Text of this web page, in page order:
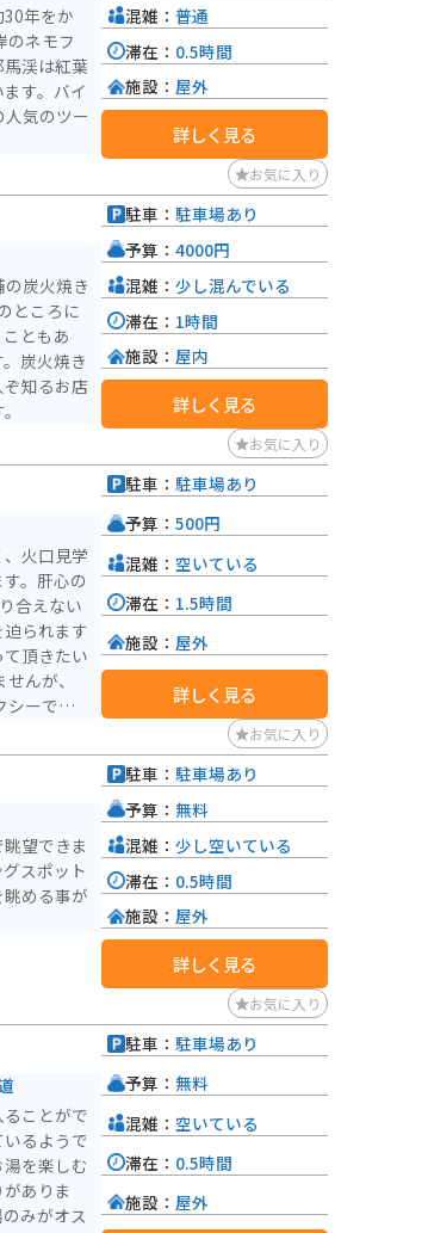
年をか
のネモフ
渓は紅葉
す。バイ
気のツー
混雑： 普通
滞在： 0.5時間
施設： 屋外
詳しく見る
お気に入り
炭火焼き
ところに
ともあ
炭火焼き
知るお店
駐車： 駐車場あり
予算： 4000円
混雑： 少し混んでいる
滞在： 1時間
施設： 屋内
詳しく見る
お気に入り
火口見学
。肝心の
合えない
られます
頂きたい
ーで約1
駐車： 駐車場あり
予算： 500円
混雑： 空いている
滞在： 1.5時間
施設： 屋外
詳しく見る
お気に入り
望できま
スポット
める事が
駐車： 駐車場あり
予算： 無料
混雑： 少し空いている
滞在： 0.5時間
施設： 屋外
詳しく見る
お気に入り
ことがで
るようで
を楽しむ
ありま
みがオス
駐車： 駐車場あり
予算： 無料
混雑： 空いている
滞在： 0.5時間
施設： 屋外